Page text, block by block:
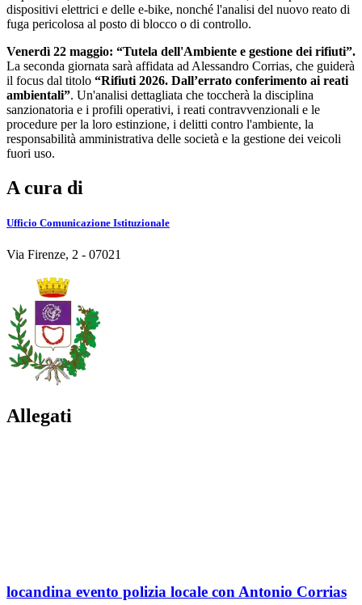
dispositivi elettrici e delle e-bike, nonché l'analisi del nuovo reato di
fuga pericolosa al posto di blocco o di controllo.
Venerdì 22 maggio: “Tutela dell'Ambiente e gestione dei rifiuti”.
La seconda giornata sarà affidata ad Alessandro Corrias, che guiderà
il focus dal titolo “Rifiuti 2026. Dall’errato conferimento ai reati
ambientali”. Un'analisi dettagliata che toccherà la disciplina
sanzionatoria e i profili operativi, i reati contravvenzionali e le
procedure per la loro estinzione, i delitti contro l'ambiente, la
responsabilità amministrativa delle società e la gestione dei veicoli
fuori uso.
A cura di
Ufficio Comunicazione Istituzionale
Via Firenze, 2 - 07021
Allegati
locandina evento polizia locale con Antonio Corrias